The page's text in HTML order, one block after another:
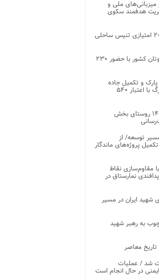
میزبانی‌های ملی و
هدفمند سکوی
رقابت ۴۹ تیم در مسابقات ۲۰۰ امتیازی تنیس ساحلی
رقابت‌های کشتی آزاد پیشکسوتان کشور با حضور ۲۳۰
نیمه‌تمام ۱۵ ساله پارک و تکمیل جاده
اصلی ۲ کیلومتری وسطی کلا بزرگ با اعتبار ۵۴۰
بازدید میدانی فرماندار آمل از ۱۴ روستای بخش
توسعه/ از
تا تکمیل پروژه‌های ماندگار
مقاوم‌سازی نقاط
نمارستاق در
شهید ایران در مسیر
چوب به رهبر شهید
تاریخ معاصر
شد / عملیات
در حال انجام است